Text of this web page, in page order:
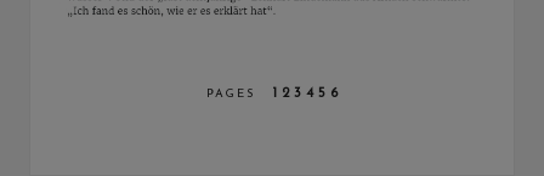
PAGES 2 3 4 5 6